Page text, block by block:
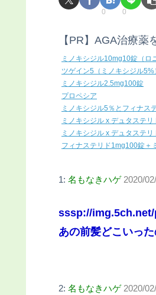
0 0
【PR】AGA治療薬
ミノキシジル10mg10錠（ロ
ツゲイン5（ミノキシジル5%
ミノキシジル2.5mg100錠
プロペシア
ミノキシジル5％とフィナス
ミノキシジル x デュタステリ
ミノキシジル x デュタステリ
フィナステリド1mg100錠＋
1: 名もなきハゲ 2020/
sssp://
あの前髪どこいっ
2: 名もなきハゲ 2020/